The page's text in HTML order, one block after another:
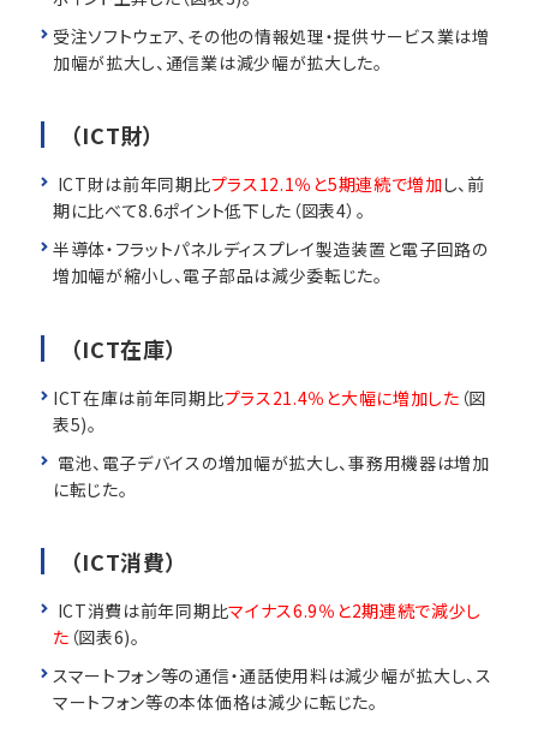
受注ソフトウェア、その他の情報処理・提供サービス業は増
加幅が拡大し、通信業は減少幅が拡大した。
（ICT財）
ICT財は前年同期比プラス12.1％と5期連続で増加し、前
期に比べて8.6ポイント低下した（図表4）。
半導体・フラットパネルディスプレイ製造装置と電子回路の
増加幅が縮小し、電子部品は減少委転じた。
（ICT在庫）
ICT在庫は前年同期比プラス21.4％と大幅に増加した （図
表5)。
電池、電子デバイスの増加幅が拡大し、事務用機器は増加
に転じた。
（ICT消費）
ICT消費は前年同期比マイナス6.9％と2期連続で減少し
た （図表6)。
スマートフォン等の通信・通話使用料は減少幅が拡大し、ス
マートフォン等の本体価格は減少に転じた。